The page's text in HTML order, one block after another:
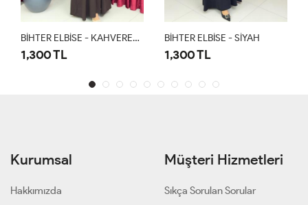
BİHTER ELBİSE - KAHVERENGİ
1,300 TL
BİHTER ELBİSE - SİYAH
1,300 TL
Kurumsal
Hakkımızda
Müşteri Hizmetleri
Sıkça Sorulan Sorular